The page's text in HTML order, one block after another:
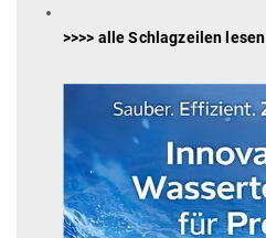
>>>> alle Schlagzeilen lesen